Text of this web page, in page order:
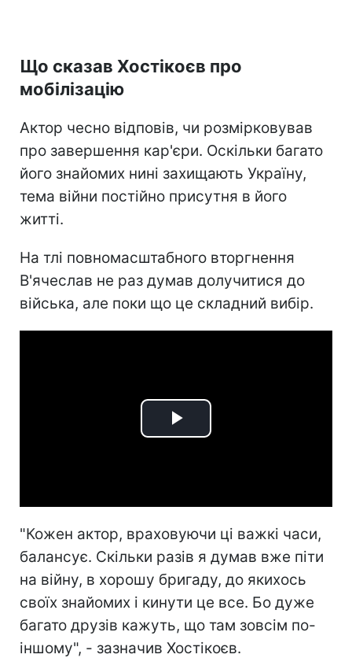
Що сказав Хостікоєв про
мобілізацію
Актор чесно відповів, чи розмірковував
про завершення кар'єри. Оскільки багато
його знайомих нині захищають Україну,
тема війни постійно присутня в його
житті.
На тлі повномасштабного вторгнення
В'ячеслав не раз думав долучитися до
війська, але поки що це складний вибір.
Play
"Кожен актор, враховуючи ці важкі часи,
балансує. Скільки разів я думав вже піти
на війну, в хорошу бригаду, до якихось
своїх знайомих і кинути це все. Бо дуже
багато друзів кажуть, що там зовсім по-
іншому", - зазначив Хостікоєв.